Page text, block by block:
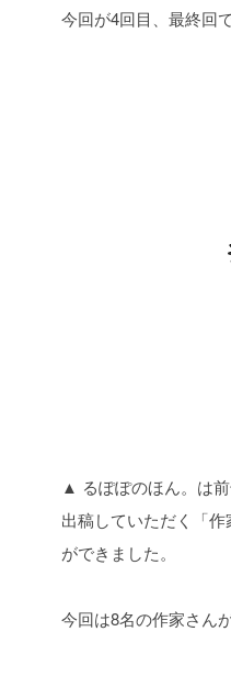
今回が4回目、最終回で
▲ るぽぽのほん。は
出稿していただく「
ができました。
今回は8名の作家さん